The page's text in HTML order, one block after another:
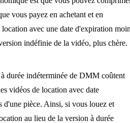
vous payez en achetant et en
avec une date d'expiration
indéfinie de la vidéo, plus chère.
durée indéterminée de DMM coûtent
vidéos de location avec date
d'une pièce. Ainsi, si vous louez et
au lieu de la version à durée